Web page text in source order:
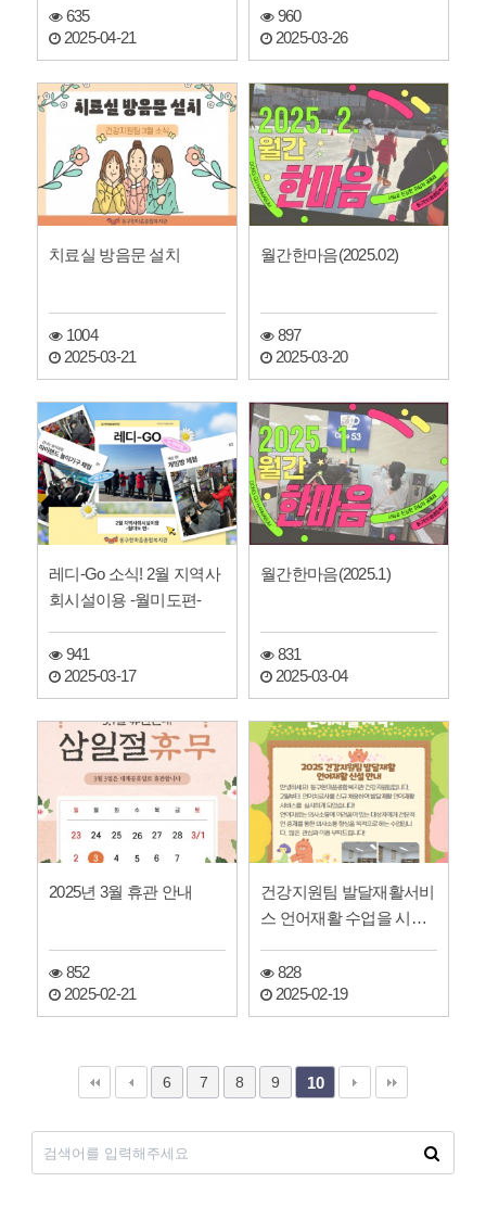
635
2025-04-21
960
2025-03-26
치료실 방음문 설치
1004
2025-03-21
월간한마음(2025.02)
897
2025-03-20
레디-Go 소식! 2월 지역사
회시설이용 -월미도편-
941
2025-03-17
월간한마음(2025.1)
831
2025-03-04
2025년 3월 휴관 안내
852
2025-02-21
건강지원팀 발달재활서비
스 언어재활 수업을 시작
828
2025-02-19
6 7 8 9 10